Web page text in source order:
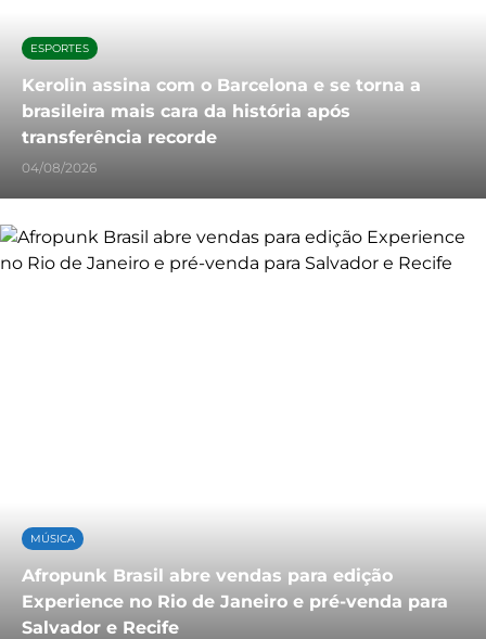
ESPORTES
Kerolin assina com o Barcelona e se torna a
brasileira mais cara da história após
transferência recorde
04/08/2026
MÚSICA
Afropunk Brasil abre vendas para edição
Experience no Rio de Janeiro e pré-venda para
Salvador e Recife